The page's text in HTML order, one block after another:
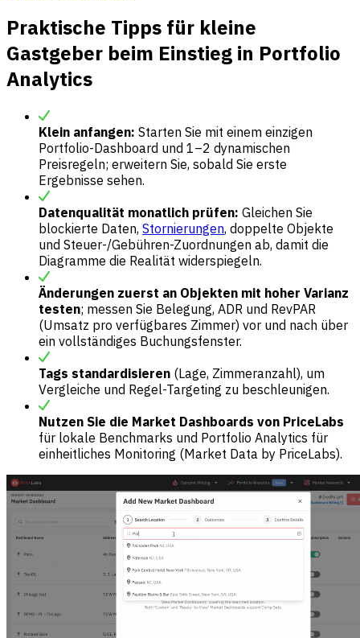
Praktische Tipps für kleine
Gastgeber beim Einstieg in Portfolio
Analytics
Klein anfangen: Starten Sie mit einem einzigen
Portfolio-Dashboard und 1–2 dynamischen
Preisregeln; erweitern Sie, sobald Sie erste
Ergebnisse sehen.
Datenqualität monatlich prüfen: Gleichen Sie
blockierte Daten, Stornierungen, doppelte Objekte
und Steuer-/Gebühren-Zuordnungen ab, damit die
Diagramme die Realität widerspiegeln.
Änderungen zuerst an Objekten mit hoher Varianz
testen; messen Sie Belegung, ADR und RevPAR
(Umsatz pro verfügbares Zimmer) vor und nach über
ein vollständiges Buchungsfenster.
Tags standardisieren (Lage, Zimmeranzahl), um
Vergleiche und Regel-Targeting zu beschleunigen.
Nutzen Sie die Market Dashboards von PriceLabs
für lokale Benchmarks und Portfolio Analytics für
einheitliches Monitoring (Market Data by PriceLabs).